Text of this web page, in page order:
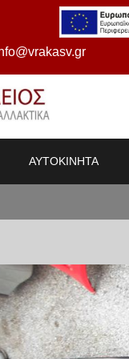
ΑΥΤΟΚΙΝΗΤΑ